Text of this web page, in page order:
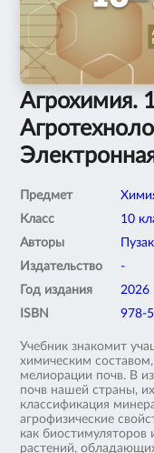
Агрохимия.
Предмет
Класс
10
Авторы
Издательство
-
Год издания
2026
ISBN
978-
Учебник знакомит
химическим
мелиорации почв. В
почв нашей страны,
классификация
агрофизические
как биостимуляторов
растений,